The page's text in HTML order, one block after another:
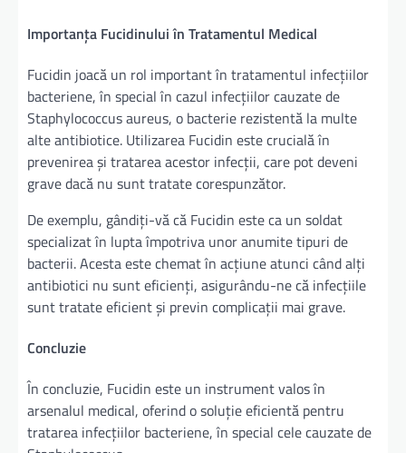
Importanța Fucidinului în Tratamentul Medical
Fucidin joacă un rol important în tratamentul infecțiilor
bacteriene, în special în cazul infecțiilor cauzate de
Staphylococcus aureus, o bacterie rezistentă la multe
alte antibiotice. Utilizarea Fucidin este crucială în
prevenirea și tratarea acestor infecții, care pot deveni
grave dacă nu sunt tratate corespunzător.
De exemplu, gândiți-vă că Fucidin este ca un soldat
specializat în lupta împotriva unor anumite tipuri de
bacterii. Acesta este chemat în acțiune atunci când alți
antibiotici nu sunt eficienți, asigurându-ne că infecțiile
sunt tratate eficient și previn complicații mai grave.
Concluzie
În concluzie, Fucidin este un instrument valos în
arsenalul medical, oferind o soluție eficientă pentru
tratarea infecțiilor bacteriene, în special cele cauzate de